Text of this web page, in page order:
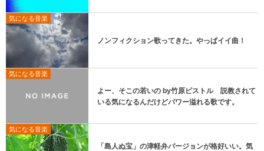
気になる音楽
ノンフィクション歌ってきた。やっぱイイ曲！
気になる音楽
よー、そこの若いの by竹原ピストル 説教されて
いる気になるんだけどパワー溢れる歌です。
気になる音楽
「島人ぬ宝」の津軽弁バージョンが格好いい。気